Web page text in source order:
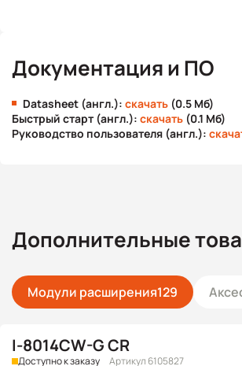
Документация и ПО
Datasheet (англ.): скачать (0.5 Мб)
Быстрый старт (англ.): скачать (0.1 Мб)
Руководство пользователя (англ.):
Дополнительные
Модули расширения129
I-8014CW-G CR
Доступно к заказу
Артикул 6105827